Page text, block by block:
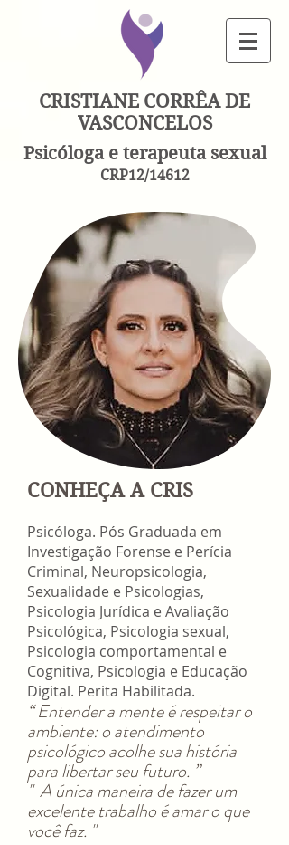
CRISTIANE CORRÊA DE
VASCONCELOS
Psicóloga e terapeuta sexual
CRP12/14612
CONHEÇA A CRIS
Psicóloga. Pós Graduada em
Investigação Forense e Perícia
Criminal, Neuropsicologia,
Sexualidade e Psicologias,
Psicologia Jurídica e Avaliação
Psicológica, Psicologia sexual,
Psicologia comportamental e
Cognitiva, Psicologia e Educação
Digital. Perita Habilitada.
“ Entender a mente é respeitar o
ambiente: o atendimento
psicológico acolhe sua história
para libertar seu futuro. ”
​" A única maneira de fazer um
excelente trabalho é amar o que
você faz. "